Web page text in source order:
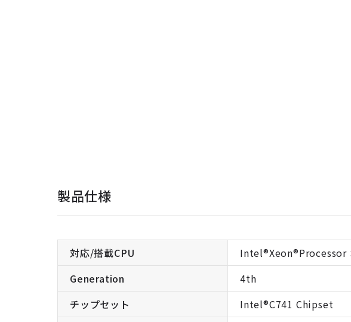
製品仕様
対応/搭載CPU
Intel®Xeon®Processor
Generation
4th
チップセット
Intel®C741 Chipset